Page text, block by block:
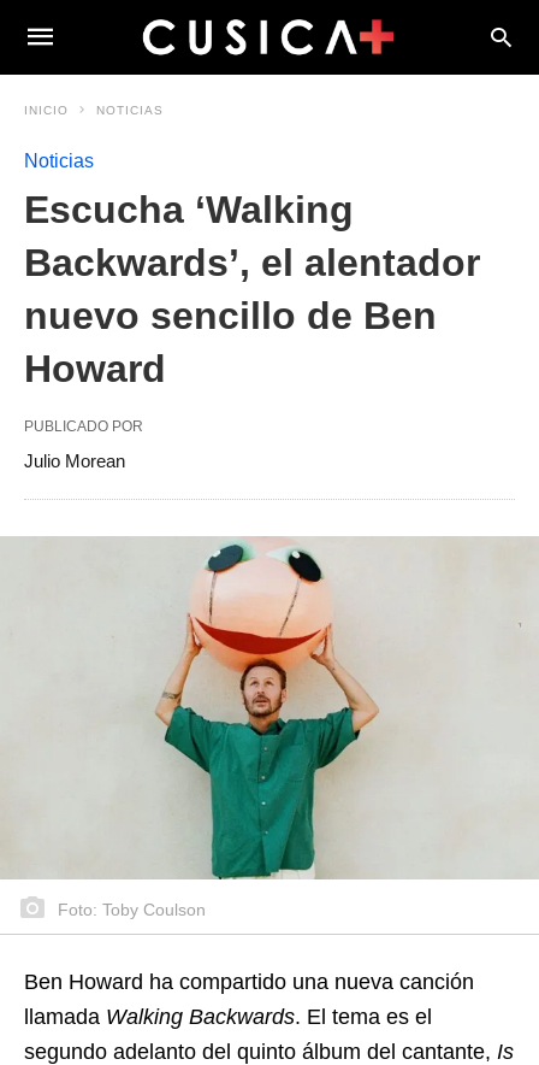
INICIO NOTICIAS
Noticias
Escucha ‘Walking
Backwards’, el alentador
nuevo sencillo de Ben
Howard
PUBLICADO POR
Julio Morean
Foto: Toby Coulson
Ben Howard ha compartido una nueva canción
llamada Walking Backwards. El tema es el
segundo adelanto del quinto álbum del cantante, Is